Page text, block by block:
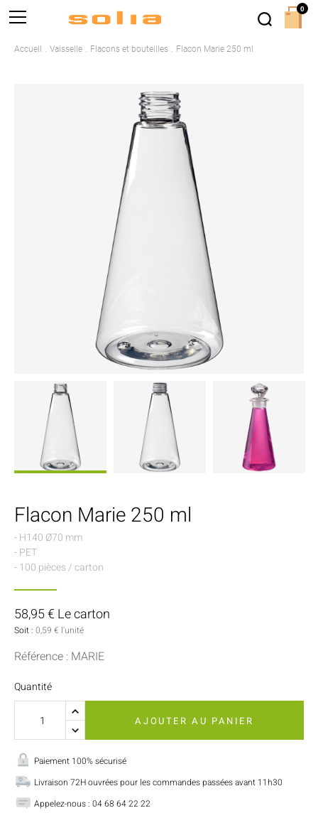
Accueil Vaisselle Flacons et bouteilles Flacon Marie 250 ml
Flacon Marie 250 ml
- H140 Ø70 mm
- PET
- 100 pièces / carton
58,95 € Le carton
Soit : 0,59 € l'unité
Référence : MARIE
Quantité
AJOUTER AU PANIER
Paiement 100% sécurisé
Livraison 72H ouvrées pour les commandes passées avant 11h30
Appelez-nous : 04 68 64 22 22
0